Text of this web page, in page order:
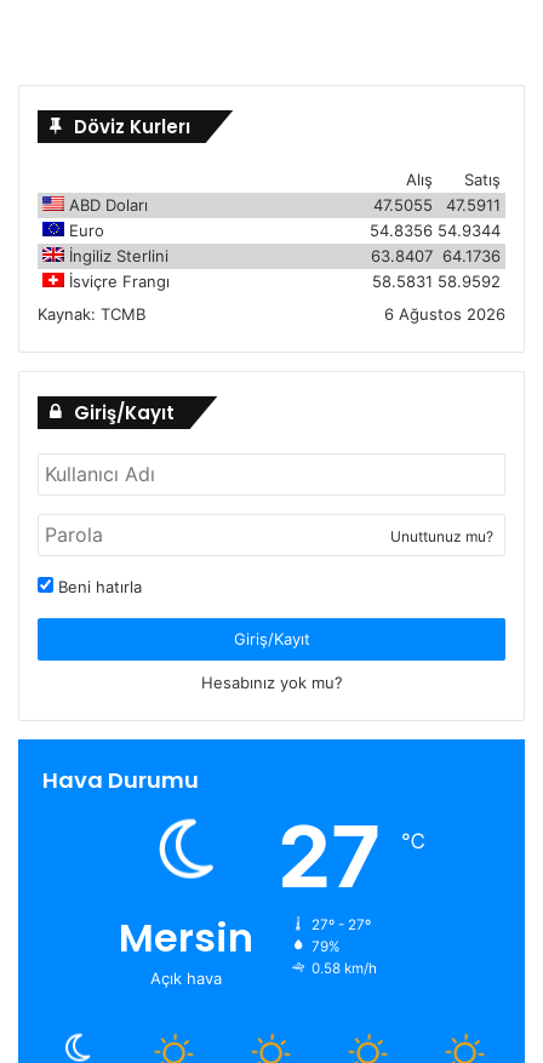
Döviz Kurlerı
Satış
Alış
ABD Doları
47.5911
47.5055
Euro
54.9344
54.8356
İngiliz Sterlini
64.1736
63.8407
İsviçre Frangı
58.9592
58.5831
Kaynak: TCMB 6 Ağustos 2026
Giriş/Kayıt
Unuttunuz mu?
Beni hatırla
Giriş/Kayıt
Hesabınız yok mu?
Hava Durumu
Mersin
Açık hava
27 ℃
27º - 27º
79%
0.58 km/h